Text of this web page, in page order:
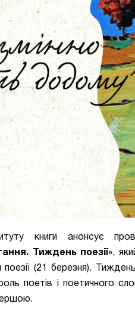
книги анонсує
Тиждень поезії»,
поезії (21 березня).
поетів і поетичного